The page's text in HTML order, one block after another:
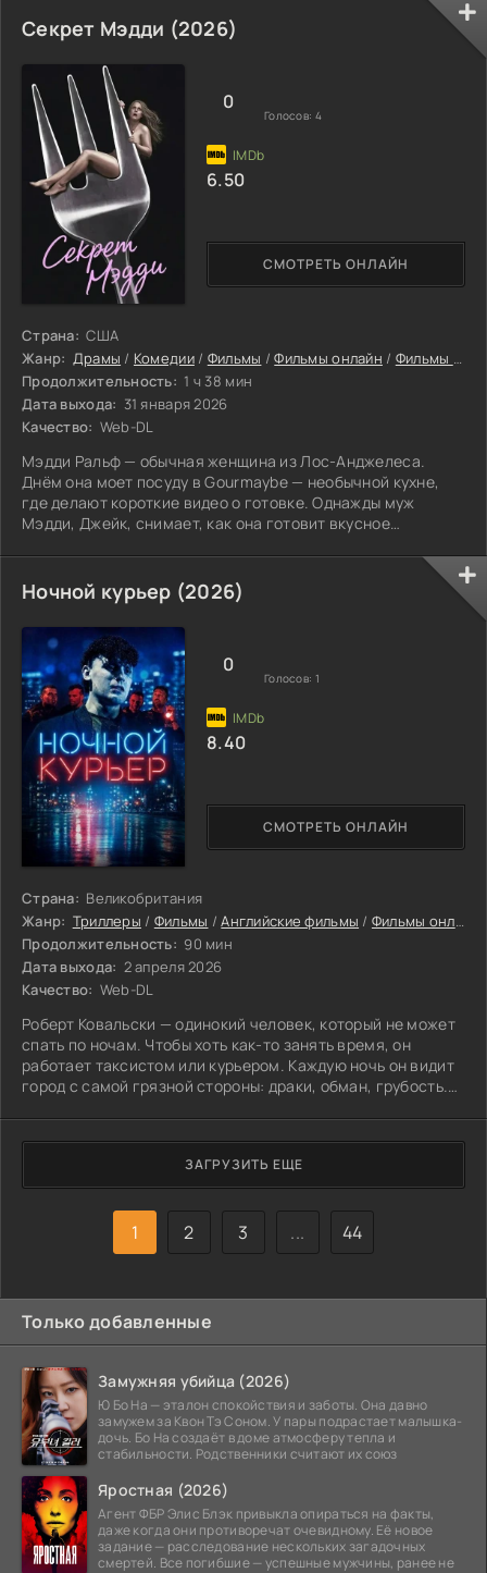
Секрет Мэдди (2026)
Страна: США
Жанр: Драмы / Комедии/ Фильмы /Фильмы онлайн / Фильмы 2026
Продолжительность: 1 ч 38 мин
Дата выхода: 31 января 2026
Качество: Web-DL
Мэдди Ральф — обычная женщина из Лос-Анджелеса.
Днём она моет посуду в Gourmaybe — необычной кухне,
где делают короткие видео о готовке. Однажды муж
Мэдди, Джейк, снимает, как она готовит вкусное
СМОТРЕТЬ ОНЛАЙН
0
Голосов: 4
6.50
Ночной курьер (2026)
Страна: Великобритания
Жанр: Триллеры / Фильмы /Английские фильмы / Фильмы онлайн
Продолжительность: 90 мин
Дата выхода: 2 апреля 2026
Качество: Web-DL
Роберт Ковальски — одинокий человек, который не может
спать по ночам. Чтобы хоть как-то занять время, он
работает таксистом или курьером. Каждую ночь он видит
город с самой грязной стороны: драки, обман, грубость.
мечта — накопить на фургон и уехать из этого ада. Но
постоянные неудачи не дают ему этого сделать. То одно,
то другое случается, и деньги уходят на совсем другие
нужды. Хуже всего становится, когда его девушка
погибает. После
СМОТРЕТЬ ОНЛАЙН
0
Голосов: 1
8.40
ЗАГРУЗИТЬ ЕЩЕ
1 2 3 ... 44
Только добавленные
Замужняя убийца (2026)
Ю Бо На — эталон спокойствия и заботы. Она давно
замужем за Квон Тэ Соном. У пары подрастает малышка-
дочь. Бо На создаёт в доме атмосферу тепла и
стабильности. Родственники считают их союз
Яростная (2026)
Агент ФБР Элис Блэк привыкла опираться на факты,
даже когда они противоречат очевидному. Её новое
задание — расследование нескольких загадочных
смертей. Все погибшие — успешные мужчины, ранее не